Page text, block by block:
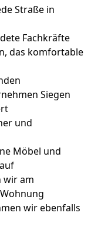
Straße in
Fachkräfte
das komfortable
Siegen
und
Möbel und
wir am
wir ebenfalls